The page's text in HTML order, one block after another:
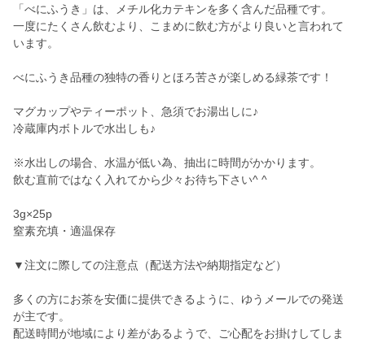
「べにふうき」は、メチル化カテキンを多く含んだ品種です。
一度にたくさん飲むより、こまめに飲む方がより良いと言われて
います。
べにふうき品種の独特の香りとほろ苦さが楽しめる緑茶です！
マグカップやティーポット、急須でお湯出しに♪
冷蔵庫内ボトルで水出しも♪
※水出しの場合、水温が低い為、抽出に時間がかかります。
飲む直前ではなく入れてから少々お待ち下さい^ ^
3g×25p
窒素充填・適温保存
▼注文に際しての注意点（配送方法や納期指定など）
多くの方にお茶を安価に提供できるように、ゆうメールでの発送
が主です。
配送時間が地域により差があるようで、ご心配をお掛けしてしま